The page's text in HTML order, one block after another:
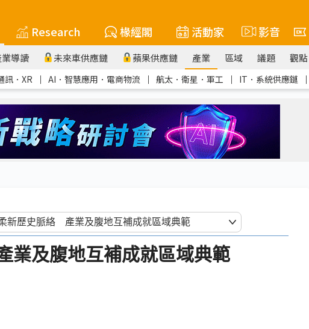
Research 椽經閣 活動家 影音
業導讀 未來車供應鏈 蘋果供應鏈 產業 區域 議題 觀點
訊．XR ｜ AI．智慧應用．電商物流 ｜ 航太．衛星．軍工 ｜ IT．系統供應鏈 ｜
業及腹地互補成就區域典範